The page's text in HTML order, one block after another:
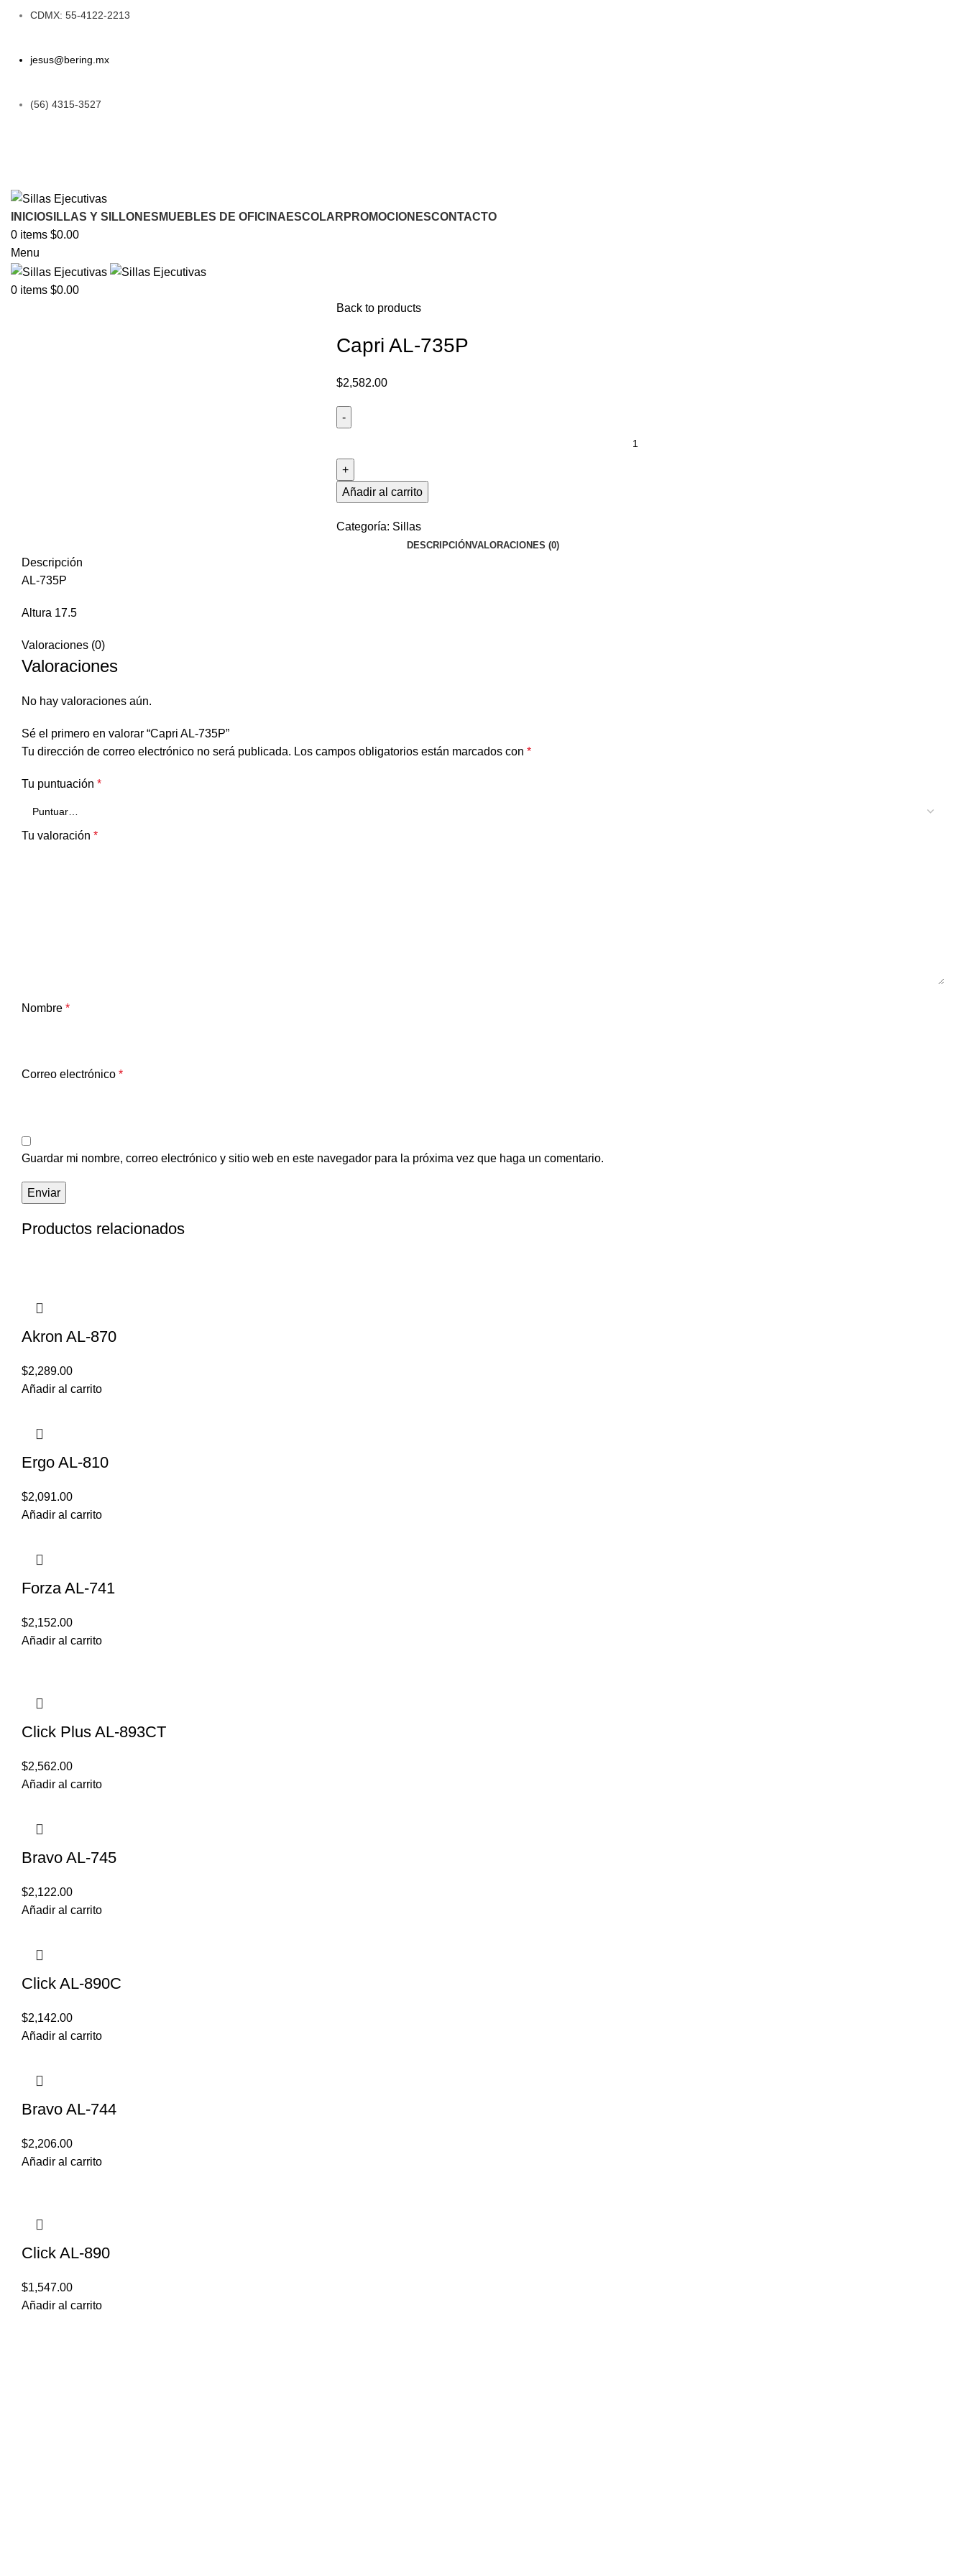
CDMX: 55-4122-2213
jesus@bering.mx
(56) 4315-3527
INICIOSILLAS Y SILLONES MUEBLES DE OFICINA ESCOLAR PROMOCIONESCONTACTO
0 items $0.00
Menu
0 items $0.00
Back to products
Capri AL-735P
$2,582.00
Añadir al carrito
Categoría: Sillas
DESCRIPCIÓNVALORACIONES (0)
Descripción
AL-735P
Altura 17.5
Valoraciones (0)
Valoraciones
No hay valoraciones aún.
Sé el primero en valorar “Capri AL-735P”
Tu dirección de correo electrónico no será publicada. Los campos obligatorios están marcados con *
Tu puntuación *
Tu valoración *
Nombre *
Correo electrónico *
Guardar mi nombre, correo electrónico y sitio web en este navegador para la próxima vez que haga un comentario.
Productos relacionados
Akron AL-870
$2,289.00
Añadir al carrito
Ergo AL-810
$2,091.00
Añadir al carrito
Forza AL-741
$2,152.00
Añadir al carrito
Click Plus AL-893CT
$2,562.00
Añadir al carrito
Bravo AL-745
$2,122.00
Añadir al carrito
Click AL-890C
$2,142.00
Añadir al carrito
Bravo AL-744
$2,206.00
Añadir al carrito
Click AL-890
$1,547.00
Añadir al carrito